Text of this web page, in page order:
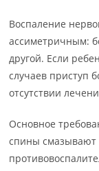
Воспаление
ассиметричным:
другой. Если
случаев приступ
отсутствии
Основное
спины смазывают